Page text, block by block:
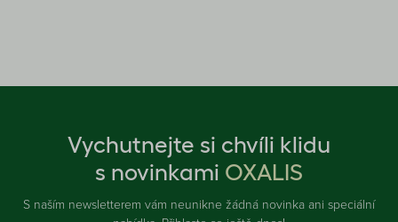
Vychutnejte si chvíli klidu
s novinkami OXALIS
S naším newsletterem vám neunikne žádná novinka ani speciální